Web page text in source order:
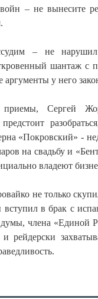
– не вынесите
– не
шантаж с
у него
приемы, Сергей
«Покровский» -
на свадьбу и
владеют
не только
вступил в брак с
думы, члена
рейдерски